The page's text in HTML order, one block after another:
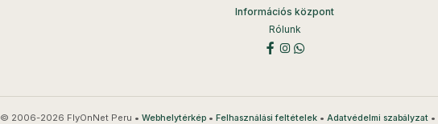
Információs központ
Rólunk
© 2006-2026 FlyOnNet Peru •Webhelytérkép •Felhasználási feltételek • Adatvédelmi szabályzat •